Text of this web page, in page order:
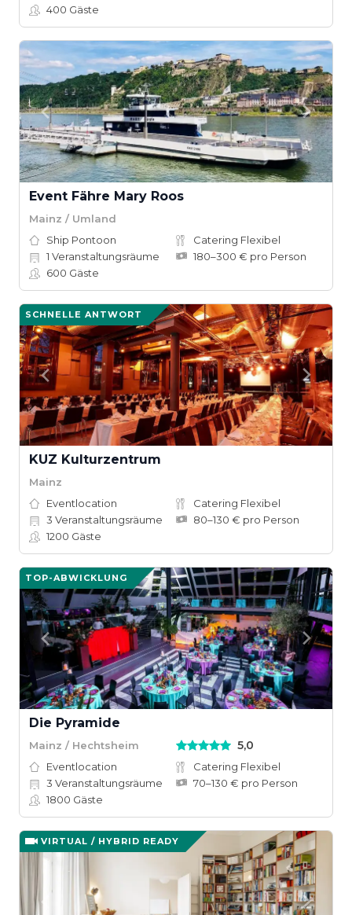
400 Gäste
Event Fähre Mary Roos
Mainz / Umland
Ship Pontoon
Catering Flexibel
1 Veranstaltungsräume
180–300 € pro Person
600 Gäste
SCHNELLE ANTWORT
KUZ Kulturzentrum
Mainz
Eventlocation
Catering Flexibel
3 Veranstaltungsräume
80–130 € pro Person
1200 Gäste
TOP-ABWICKLUNG
Die Pyramide
Mainz / Hechtsheim 5,0
Eventlocation
Catering Flexibel
3 Veranstaltungsräume
70–130 € pro Person
1800 Gäste
VIRTUAL / HYBRID READY